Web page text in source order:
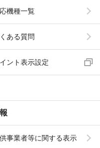
機種一覧
ある質問
ント表示設定
事業者等に関する表示